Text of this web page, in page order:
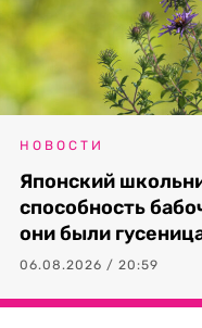
НОВОСТИ
Японский
способность
они были
06.08.2026 / 20:59